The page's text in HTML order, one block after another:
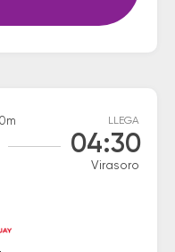
LLEGA
04:30
Virasoro